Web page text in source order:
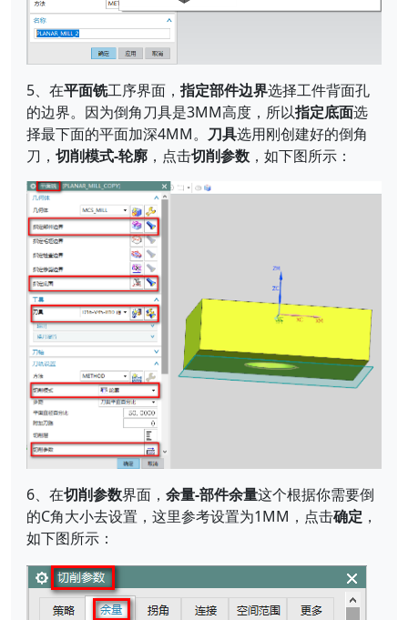
5、在平面铣工序界面， 指定部件边界选择工件背面孔
的边界。因为倒角刀具是3MM高度，所以指定底面选
择最下面的平面加深4MM。 刀具选用刚创建好的倒角
刀， 切削模式-轮廓 ，点击切削参数，如下图所示：
6、在切削参数界面， 余量-部件余量这个根据你需要倒
的C角大小去设置，这里参考设置为1MM，点击确定 ，
如下图所示：